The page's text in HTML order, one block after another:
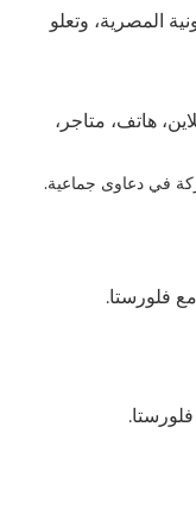
المصرية، وتعلو
هاتف، متاجر،
في دعاوى جماعية.
فلورستا.